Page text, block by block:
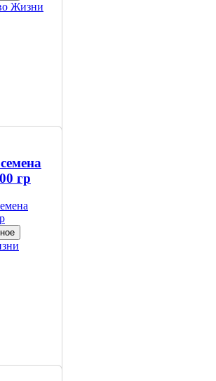
Жизни
гр